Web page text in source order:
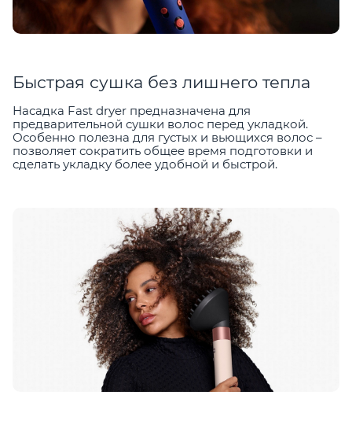
Быстрая сушка без лишнего тепла
Насадка Fast dryer предназначена для
предварительной сушки волос перед укладкой.
Особенно полезна для густых и вьющихся волос –
позволяет сократить общее время подготовки и
сделать укладку более удобной и быстрой.